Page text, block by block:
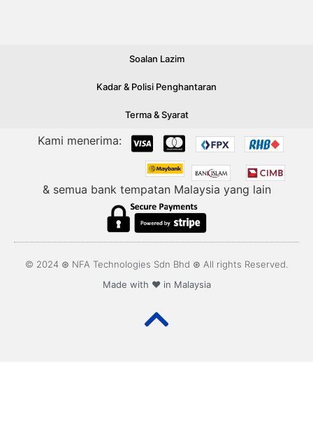
Soalan Lazim
Kadar & Polisi Penghantaran
Terma & Syarat
Kami menerima:
& semua bank tempatan Malaysia yang lain
© 2024 ⊛ NFA Technologies Sdn Bhd ⊛ All rights Reserved.
Made with ❤️ in Malaysia